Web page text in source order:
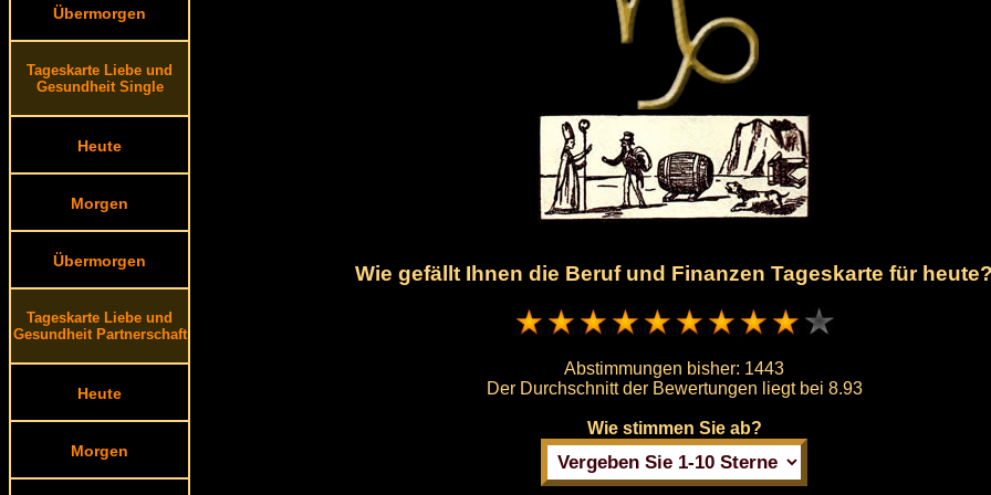
Übermorgen
Tageskarte Liebe und
Gesundheit Single
Heute
Morgen
Übermorgen
Tageskarte Liebe und
Gesundheit Partnerschaft
Heute
Morgen
Wie gefällt Ihnen die Beruf und Finanzen Tageskarte für
Abstimmungen bisher: 1443
Der Durchschnitt der Bewertungen liegt bei 8.93
Wie stimmen Sie ab?